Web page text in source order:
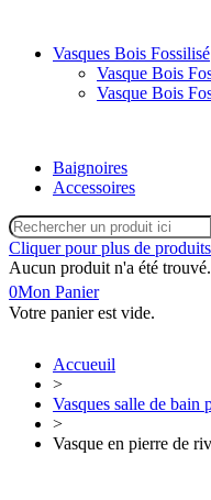
Vasques Bois Fossilisé
Vasque Bois
Vasque Bois
Baignoires
Accessoires
Cliquer pour plus de
Aucun produit n'a été trouvé.
0Mon Panier
Votre panier est vide.
Accueuil
>
Vasques salle de bain
>
Vasque en pierre de